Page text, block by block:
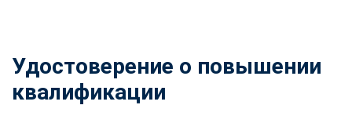
Удостоверение о повышении
квалификации